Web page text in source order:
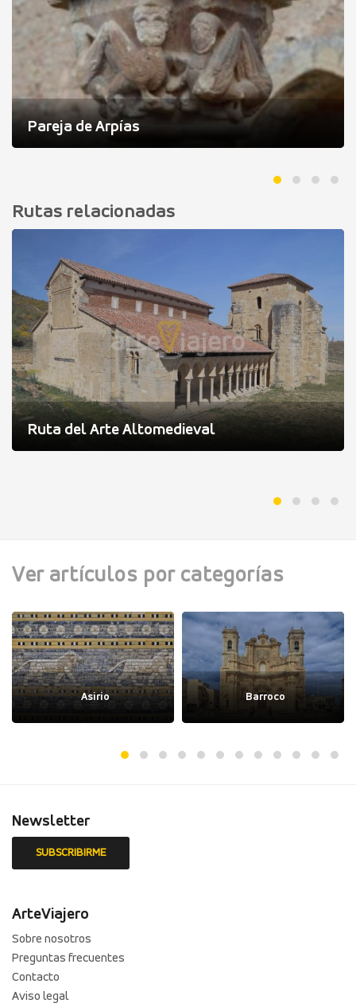
Pareja de Arpías
Rutas relacionadas
Ruta del Arte Altomedieval
Ver artículos por categorías
Asirio Barroco
Newsletter
ArteViajero
Sobre nosotros
Preguntas frecuentes
Contacto
Aviso legal